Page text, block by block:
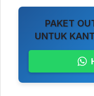
PAKET
UNTUK